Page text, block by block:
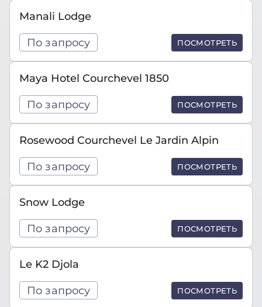
Manali Lodge
По запросу ПОСМОТРЕТЬ
Maya Hotel Courchevel 1850
По запросу ПОСМОТРЕТЬ
Rosewood Courchevel Le Jardin Alpin
По запросу ПОСМОТРЕТЬ
Snow Lodge
По запросу ПОСМОТРЕТЬ
Le K2 Djola
По запросу ПОСМОТРЕТЬ